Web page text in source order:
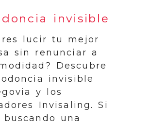
invisible
lucir tu mejor
sin renunciar a
Descubre
invisible
y los
Invisaling. Si
buscando una